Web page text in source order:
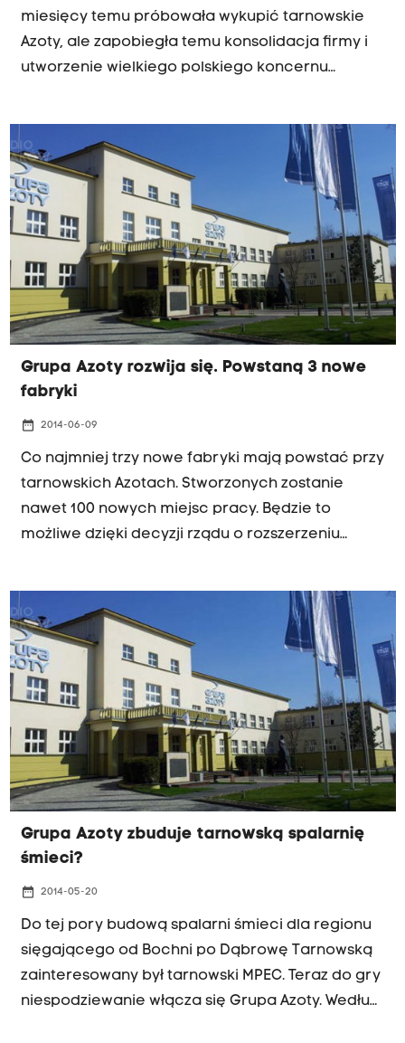
miesięcy temu próbowała wykupić tarnowskie
Azoty, ale zapobiegła temu konsolidacja firmy i
utworzenie wielkiego polskiego koncernu
pośrednictwem Acron stał się współwałscicielem
Grupy Azoty.
Grupa Azoty rozwija się. Powstaną 3 nowe
fabryki
date_range 2014-06-09
Co najmniej trzy nowe fabryki mają powstać przy
tarnowskich Azotach. Stworzonych zostanie
nawet 100 nowych miejsc pracy. Będzie to
możliwe dzięki decyzji rządu o rozszerzeniu
liczyć na ulgi.
Grupa Azoty zbuduje tarnowską spalarnię
śmieci?
date_range 2014-05-20
Do tej pory budową spalarni śmieci dla regionu
sięgającego od Bochni po Dąbrowę Tarnowską
zainteresowany był tarnowski MPEC. Teraz do gry
niespodziewanie włącza się Grupa Azoty. Według